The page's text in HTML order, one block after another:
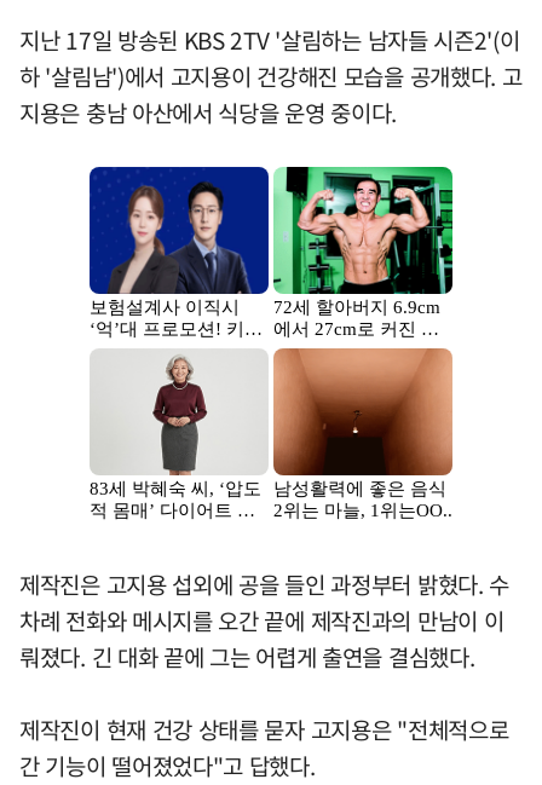
지난 17일 방송된 KBS 2TV '살림하는 남자들 시즌2'(이
하 '살림남')에서 고지용이 건강해진 모습을 공개했다. 고
지용은 충남 아산에서 식당을 운영 중이다.
제작진은 고지용 섭외에 공을 들인 과정부터 밝혔다. 수
차례 전화와 메시지를 오간 끝에 제작진과의 만남이 이
뤄졌다. 긴 대화 끝에 그는 어렵게 출연을 결심했다.
제작진이 현재 건강 상태를 묻자 고지용은 "전체적으로
간 기능이 떨어졌었다"고 답했다.